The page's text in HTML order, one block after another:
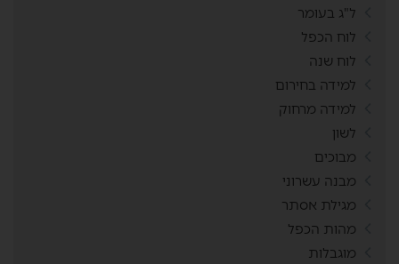
ל"ג בעומר
לוח הכפל
לוח שנה
למידה בחירום
למידה מרחוק
לשון
מבוכים
מבנה עשרוני
מגילת אסתר
מהות הכפל
מוגבלות